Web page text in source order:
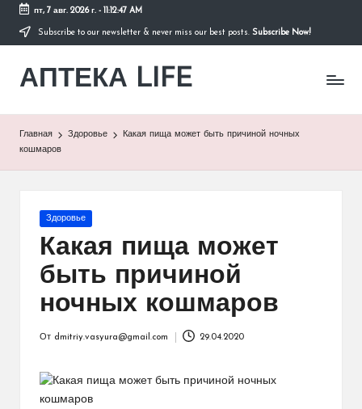
Перейти
содержимому
пт, 7 авг. 2026 г.- 11:12:47 AM
Subscribe to our newsletter & never miss our best posts. Subscribe Now!
АПТЕКА LIFE
сайт
Главная Здоровье
Какая пища может быть причиной ночных
кошмаров
Опубликовано
Здоровье
Какая пища может
быть причиной
ночных кошмаров
От dmitriy.vasyura@gmail.com 29.04.2020